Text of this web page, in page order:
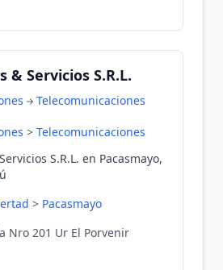
& Servicios S.R.L.
Telecomunicaciones
> Telecomunicaciones
S.R.L. en Pacasmayo,
> Pacasmayo
Nro 201 Ur El Porvenir